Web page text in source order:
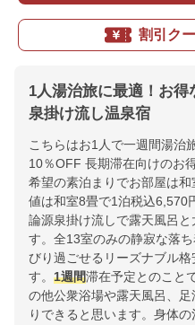
割引ク
1人湯治旅に最適！お
泉掛け流し温泉宿
こちらはお1人で一週間湯治
10％OFF 長期滞在向けのお
希望の素泊まりでお部屋は
値は和室8畳で1泊税込6,570
論源泉掛け流しで露天風呂
す。全13室のみの静寂な落
びり過ごせるリーズナブル
す。 1週間滞在予定とのこと
の他公衆浴場や露天風呂、
りできると思います。身体